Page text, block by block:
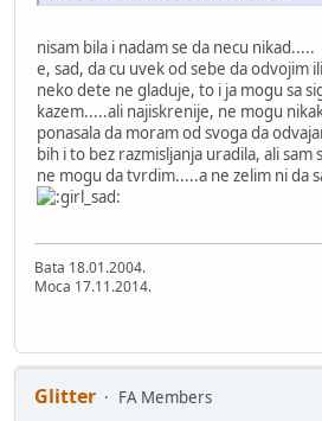
nisam bila i nadam se da necu nikad.....
e, sad, da cu uvek od sebe da odvojim
neko dete ne gladuje, to i ja mogu sa
kazem.....ali najiskrenije, ne mogu
ponasala da moram od svoga da
bih i to bez razmisljanja uradila, ali sam
ne mogu da tvrdim.....a ne zelim ni da
Bata 18.01.2004.
Moca 17.11.2014.
Glitter
FA Members